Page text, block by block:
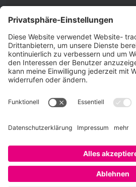
Impressum
Impressum
Cookie-Richtlinie (EU)